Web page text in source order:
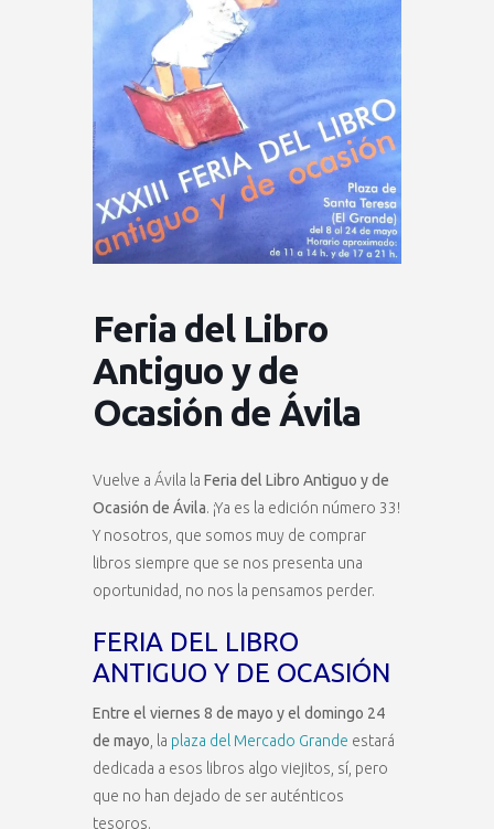
Feria del Libro
Antiguo y de
Ocasión de Ávila
Vuelve a Ávila la Feria del Libro Antiguo y de
Ocasión de Ávila. ¡Ya es la edición número 33!
Y nosotros, que somos muy de comprar
libros siempre que se nos presenta una
oportunidad, no nos la pensamos perder.
FERIA DEL LIBRO
ANTIGUO Y DE OCASIÓN
Entre el viernes 8 de mayo y el domingo 24
de mayo , la plaza del Mercado Grande estará
dedicada a esos libros algo viejitos, sí, pero
que no han dejado de ser auténticos
tesoros.